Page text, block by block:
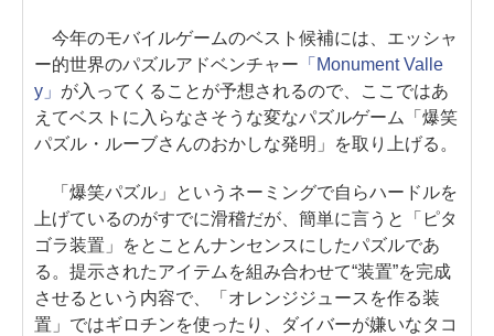
今年のモバイルゲームのベスト候補には、エッシャ
ー的世界のパズルアドベンチャー 「Monument Valle
y」 が入ってくることが予想されるので、ここではあ
えてベストに入らなさそうな変なパズルゲーム「爆笑
パズル・ルーブさんのおかしな発明」を取り上げる。
「爆笑パズル」というネーミングで自らハードルを
上げているのがすでに滑稽だが、簡単に言うと「ピタ
ゴラ装置」をとことんナンセンスにしたパズルであ
る。提示されたアイテムを組み合わせて“装置”を完成
させるという内容で、「オレンジジュースを作る装
置」ではギロチンを使ったり、ダイバーが嫌いなタコ